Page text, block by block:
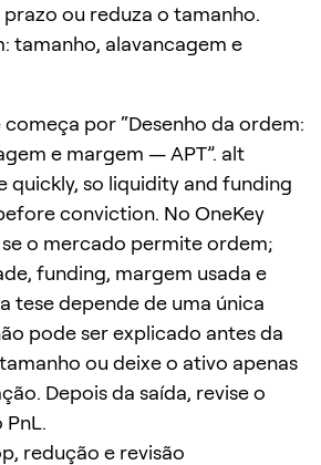
ou reduza o tamanho.
tamanho, alavancagem e
começa por “Desenho da ordem:
e margem — APT”. alt
quickly, so liquidity and funding
conviction. No OneKey
se o mercado permite ordem;
funding, margem usada e
tese depende de uma única
pode ser explicado antes da
ou deixe o ativo apenas
Depois da saída, revise o
PnL.
redução e revisão